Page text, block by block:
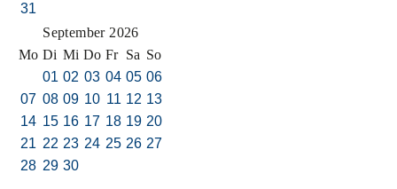
31
September 2026
Mo Di Mi Do Fr Sa So
01 02 03 04 05 06
07 08 09 10 11 12 13
14 15 16 17 18 19 20
21 22 23 24 25 26 27
28 29 30